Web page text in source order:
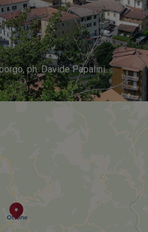
ph. Davide Papalini